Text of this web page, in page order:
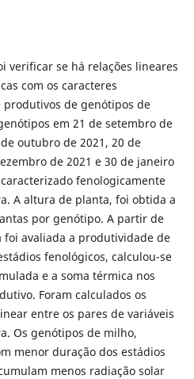
verificar se há relações lineares
com os caracteres
de genótipos de
em 21 de setembro de
outubro de 2021, 20 de
de 2021 e 30 de janeiro
fenologicamente
A altura de planta, foi obtida a
por genótipo. A partir de
foi avaliada a produtividade de
fenológicos, calculou-se
e a soma térmica nos
Foram calculados os
entre os pares de variáveis
Os genótipos de milho,
menor duração dos estádios
menos radiação solar